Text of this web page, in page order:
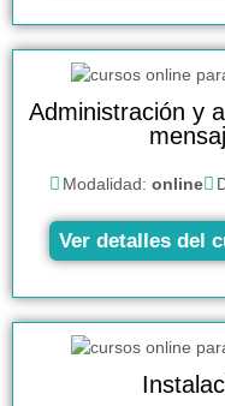
Administración y
Modalidad: online
Ver detalles del